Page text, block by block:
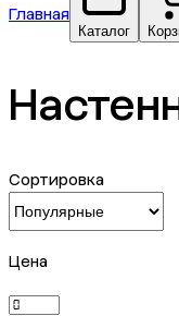
Главная
Каталог
Сбросить фильтры
Сортировка
Цена